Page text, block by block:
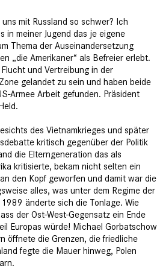
mit Russ­land so schwer? Ich
in meiner Jugend das je eigene
Thema der Auseinandersetzung
„die Amerikaner“ als Befreier erlebt.
und Vertreibung in der
gelandet zu sein und haben beide
Armee Arbeit gefunden. Präsident
des Vietnamkrieges und später
kritisch gegenüber der Politik
die Elterngeneration das als
kritisierte, bekam nicht selten ein
den Kopf geworfen und damit war die
alles, was unter dem Regime der
änderte sich die Tonlage. Wie
der Ost-West-­Gegensatz ein Ende
Europas würde! Michael Gorbatschow
öffnete die Grenzen, die friedliche
fegte die Mauer hinweg, ­Polen